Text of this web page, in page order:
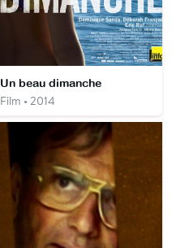
Un beau dimanche
Film • 2014